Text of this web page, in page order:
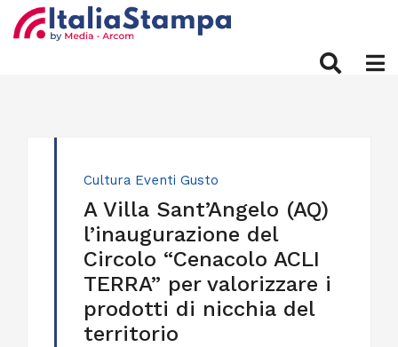
Cultura Eventi Gusto
A Villa Sant’Angelo (AQ)
l’inaugurazione del
Circolo “Cenacolo ACLI
TERRA” per valorizzare i
prodotti di nicchia del
territorio